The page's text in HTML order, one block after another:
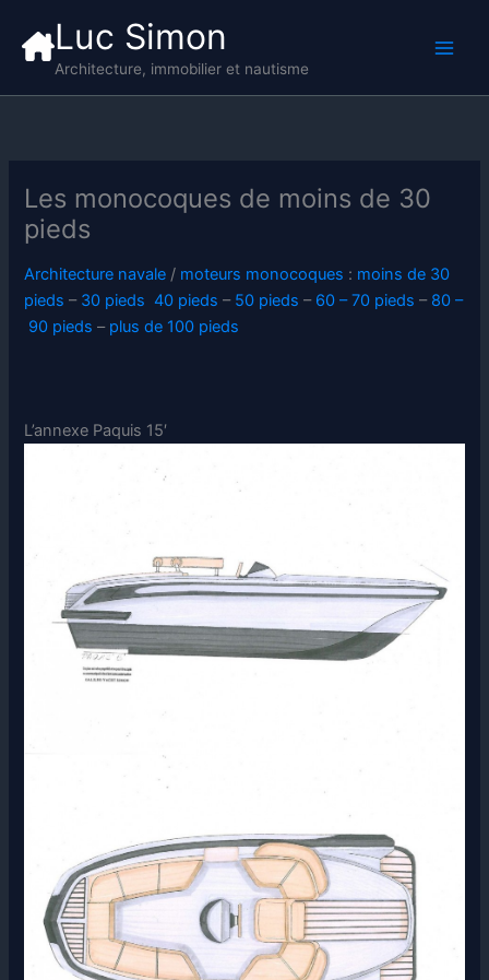
contenu
Luc Simon
Architecture, immobilier et nautisme
Les monocoques de moins de 30
pieds
Architecture navale / moteurs monocoques : moins de 30
pieds – 30 pieds 40 pieds – 50 pieds – 60 – 70 pieds – 80 –
90 pieds – plus de 100 pieds
L’annexe Paquis 15′